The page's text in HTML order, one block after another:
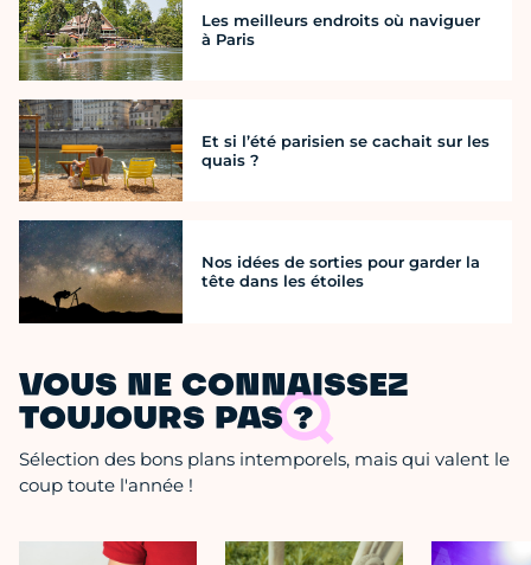
Les meilleurs endroits où naviguer
à Paris
Et si l’été parisien se cachait sur les
quais ?
Nos idées de sorties pour garder la
tête dans les étoiles
VOUS NE CONNAISSEZ
TOUJOURS PAS ?
Sélection des bons plans intemporels, mais qui valent le
coup toute l'année !